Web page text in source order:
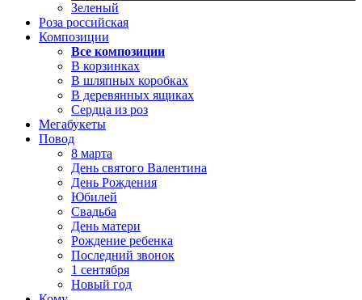
Зеленый
Роза российская
Композиции
Все композиции
В корзинках
В шляпных коробках
В деревянных ящиках
Сердца из роз
Мегабукеты
Повод
8 марта
День святого Валентина
День Рождения
Юбилей
Свадьба
День матери
Рождение ребенка
Последний звонок
1 сентября
Новый год